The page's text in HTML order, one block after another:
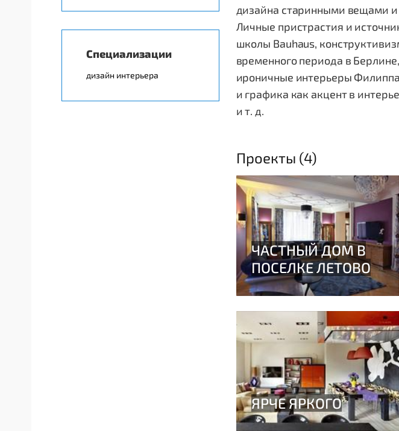
Специализации
дизайн интерьера
дизайна старинными вещами
Личные пристрастия и
школы Bauhaus,
временного периода в
ироничные интерьеры
и графика как акцент в
и т. д.
Проекты (4)